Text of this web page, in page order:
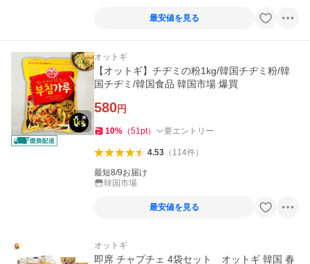
最安値を見る
オットギ
【オットギ】チヂミの粉1kg/韓国チヂミ粉/韓
国チヂミ/韓国食品 韓国市場 爆買
580円
10% （51pt） 要エントリー
4.53（ 114件）
最短8/9お届け
韓国市場
最安値を見る
オットギ
即席 チャプチェ 4袋セット オットギ 韓国 春